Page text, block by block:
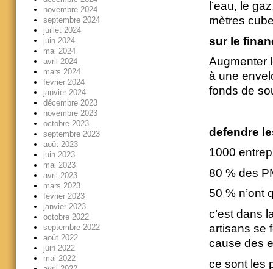
l’eau, le
mètres
sur le
Augmenter
à une
fonds de
defendre
1000
80 % des
50 % n’ont
c’est dans
artisans se
cause des
ce sont les
novembre 2024
septembre 2024
juillet 2024
juin 2024
mai 2024
avril 2024
mars 2024
février 2024
janvier 2024
décembre 2023
novembre 2023
octobre 2023
septembre 2023
août 2023
juin 2023
mai 2023
avril 2023
mars 2023
février 2023
janvier 2023
octobre 2022
septembre 2022
août 2022
juin 2022
mai 2022